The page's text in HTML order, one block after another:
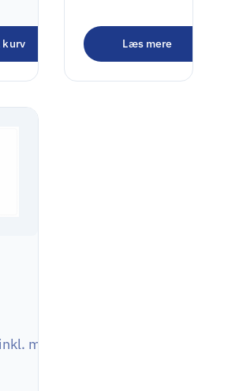
Læs mere
inkl. moms